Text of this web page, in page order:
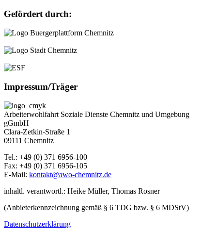
Gefördert durch:
Impressum/Träger
Arbeiterwohlfahrt Soziale Dienste Chemnitz und Umgebung
gGmbH
Clara-Zetkin-Straße 1
09111 Chemnitz
Tel.: +49 (0) 371 6956-100
Fax: +49 (0) 371 6956-105
E-Mail: kontakt@awo-chemnitz.de
inhaltl. verantwortl.: Heike Müller, Thomas Rosner
(Anbieterkennzeichnung gemäß § 6 TDG bzw. § 6 MDStV)
Datenschutzerklärung